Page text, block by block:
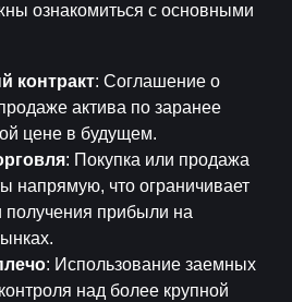
ознакомиться с основными
контракт: Соглашение о
актива по заранее
цене в будущем.
: Покупка или продажа
напрямую, что ограничивает
получения прибыли на
: Использование заемных
над более крупной